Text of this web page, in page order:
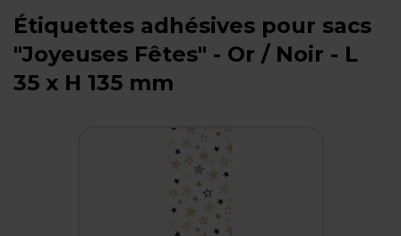
Étiquettes adhésives pour sacs
"Joyeuses Fêtes" - Or / Noir - L
35 x H 135 mm